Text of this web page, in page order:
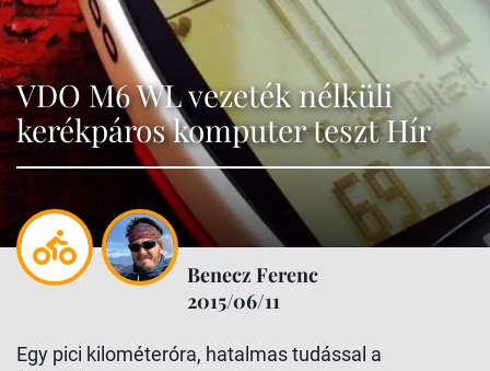
VDO M6 WL vezeték nélküli
kerékpáros komputer teszt Hír
Benecz Ferenc
2015/06/11
Egy pici kilométeróra, hatalmas tudással a